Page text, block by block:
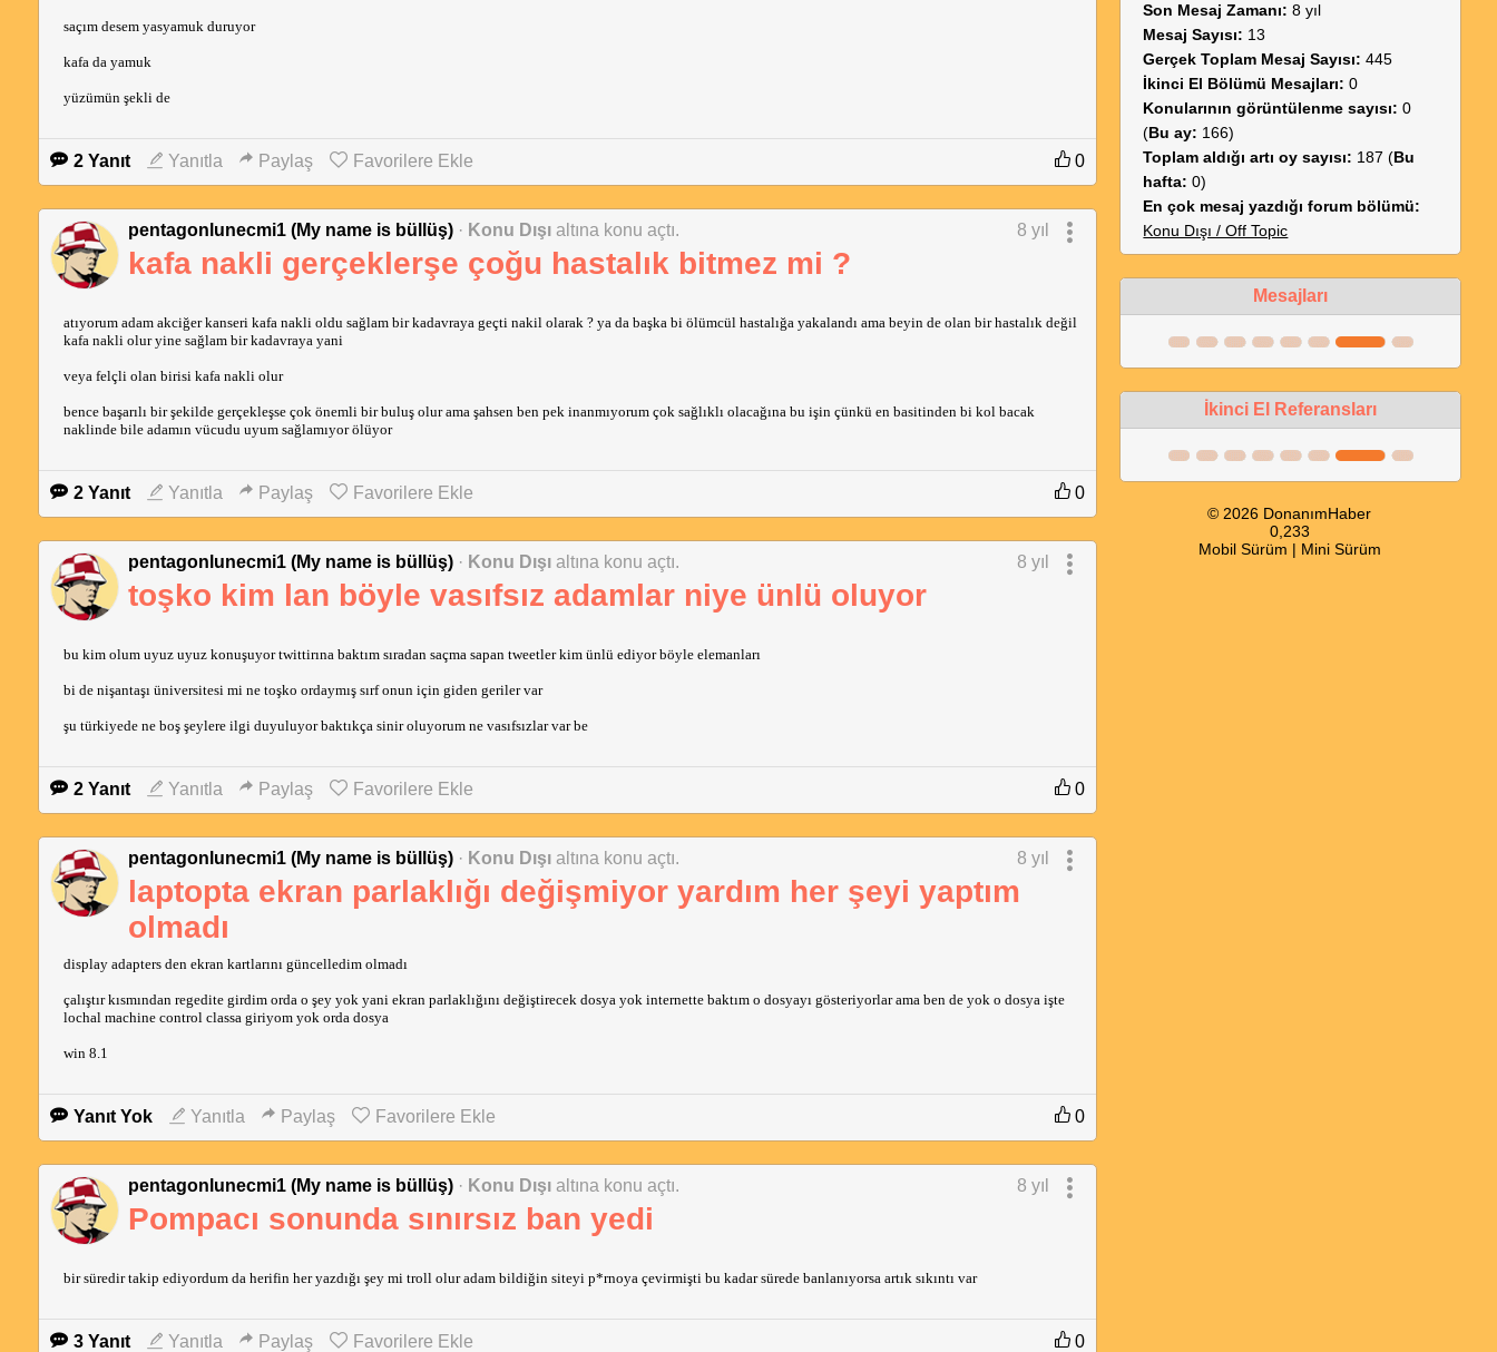
saçım desem yasyamuk duruyor
kafa da yamuk
yüzümün şekli de
2 Yanıt Yanıtla Paylaş Favorilere Ekle 0
pentagonlunecmi1 (My name is büllüş) · Konu Dışı altına konu açtı. 8 yıl
kafa nakli gerçeklerşe çoğu hastalık bitmez mi ?
atıyorum adam akciğer kanseri kafa nakli oldu sağlam bir kadavraya geçti nakil olarak ? ya da başka bi ölümcül hastalığa yakalandı ama beyin de olan bir hastalık değil
kafa nakli olur yine sağlam bir kadavraya yani
veya felçli olan birisi kafa nakli olur
bence başarılı bir şekilde gerçekleşse çok önemli bir buluş olur ama şahsen ben pek inanmıyorum çok sağlıklı olacağına bu işin çünkü en basitinden bi kol bacak
naklinde bile adamın vücudu uyum sağlamıyor ölüyor
2 Yanıt Yanıtla Paylaş Favorilere Ekle 0
pentagonlunecmi1 (My name is büllüş) · Konu Dışı altına konu açtı. 8 yıl
toşko kim lan böyle vasıfsız adamlar niye ünlü oluyor
bu kim olum uyuz uyuz konuşuyor twittirına baktım sıradan saçma sapan tweetler kim ünlü ediyor böyle elemanları
bi de nişantaşı üniversitesi mi ne toşko ordaymış sırf onun için giden geriler var
şu türkiyede ne boş şeylere ilgi duyuluyor baktıkça sinir oluyorum ne vasıfsızlar var be
2 Yanıt Yanıtla Paylaş Favorilere Ekle 0
pentagonlunecmi1 (My name is büllüş) · Konu Dışı altına konu açtı. 8 yıl
laptopta ekran parlaklığı değişmiyor yardım her şeyi yaptım
olmadı
display adapters den ekran kartlarını güncelledim olmadı
çalıştır kısmından regedite girdim orda o şey yok yani ekran parlaklığını değiştirecek dosya yok internette baktım o dosyayı gösteriyorlar ama ben de yok o dosya işte
lochal machine control classa giriyom yok orda dosya
win 8.1
Yanıt Yok Yanıtla Paylaş Favorilere Ekle 0
pentagonlunecmi1 (My name is büllüş) · Konu Dışı altına konu açtı. 8 yıl
Pompacı sonunda sınırsız ban yedi
bir süredir takip ediyordum da herifin her yazdığı şey mi troll olur adam bildiğin siteyi p*rnoya çevirmişti bu kadar sürede banlanıyorsa artık sıkıntı var
3 Yanıt Yanıtla Paylaş Favorilere Ekle 0
Son Mesaj Zamanı: 8 yıl
Mesaj Sayısı: 13
Gerçek Toplam Mesaj Sayısı: 445
İkinci El Bölümü Mesajları: 0
Konularının görüntülenme sayısı: 0
(Bu ay: 166)
Toplam aldığı artı oy sayısı: 187 (Bu
hafta: 0)
En çok mesaj yazdığı forum bölümü:
Konu Dışı / Off Topic
Mesajları
İkinci El Referansları
© 2026 DonanımHaber
0,233
Mobil Sürüm | Mini Sürüm